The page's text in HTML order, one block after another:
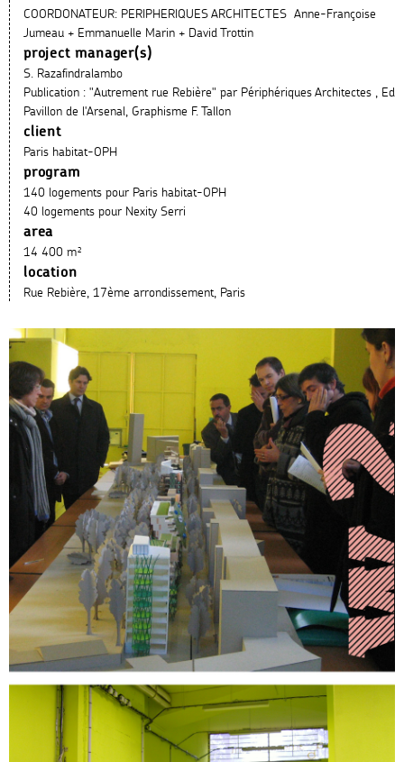
COORDONATEUR: PERIPHERIQUES ARCHITECTES Anne-Françoise
Jumeau + Emmanuelle Marin + David Trottin
project manager(s)
S. Razafindralambo
Publication : "Autrement rue Rebière" par Périphériques Architectes , Ed
Pavillon de l'Arsenal, Graphisme F. Tallon
client
Paris habitat-OPH
program
140 logements pour Paris habitat-OPH
40 logements pour Nexity Serri
area
14 400 m²
location
Rue Rebière, 17ème arrondissement, Paris